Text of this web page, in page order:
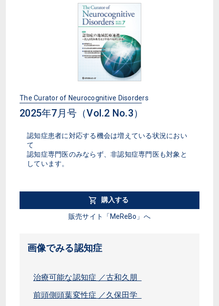
The Curator of Neurocognitive Disorders
2025年7月号（Vol.2 No.3）
認知症患者に対応する機会は増えている状況におい
て
認知症専門医のみならず、非認知症専門医も対象と
しています。
購入する
販売サイト「MeReBo」へ
画像でみる認知症
治療可能な認知症 ／古和久朋
前頭側頭葉変性症 ／久保田学